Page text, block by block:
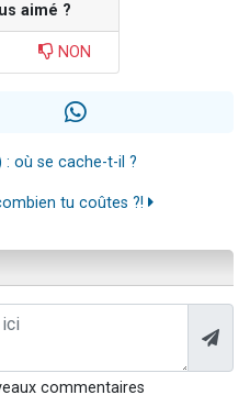
aimé ?
NON
où se cache-t-il ?
tu coûtes ?!
commentaires